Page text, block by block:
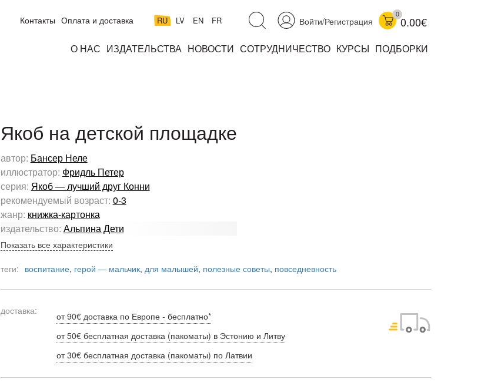
Войти/Регистрация
0
0.00€
RU LV EN FR
Контакты Оплата и доставка
О НАС ИЗДАТЕЛЬСТВА НОВОСТИ СОТРУДНИЧЕСТВО КУРСЫ ПОДБОРКИ
Якоб на детской площадке
автор: Бансер Неле
иллюстратор: Фридль Петер
серия: Якоб — лучший друг Конни
рекомендуемый возраст: 0-3
жанр: книжка-картонка
издательство: Альпина Дети
Показать все характеристики
теги: воспитание, герой — мальчик, для малышей, полезные советы, повседневность
доставка:
от 90€ доставка по Европе - бесплатно*
от 50€ бесплатная доставка (пакоматы) в Эстонию и Литву
от 30€ бесплатная доставка (пакоматы) по Латвии